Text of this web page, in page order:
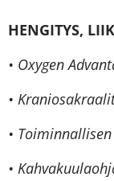
HENGITYS,
• Oxygen
•
•
•